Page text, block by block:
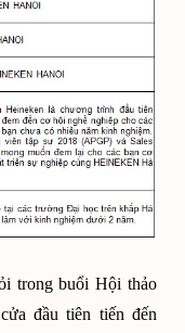
trong buổi Hội thảo
đầu tiên tiến đến